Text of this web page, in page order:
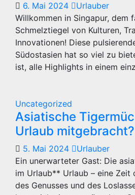
6. Mai 2024
Urlauber
Willkommen in Singapur, dem
Schmelztiegel von Kulturen,
Innovationen! Diese
Südostasien hat so viel zu
ist, alle Highlights in einem
Uncategorized
Asiatische
Urlaub mitgebracht?
5. Mai 2024
Urlauber
Ein unerwarteter Gast: Die
im Urlaub** Urlaub – eine Zeit
des Genusses und des